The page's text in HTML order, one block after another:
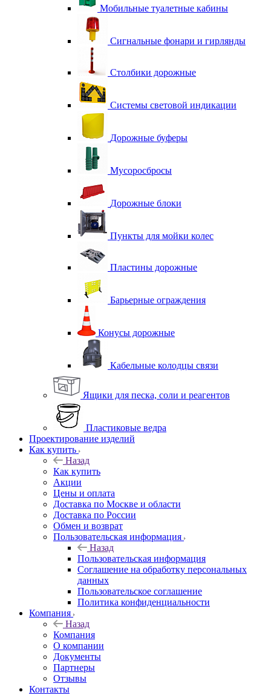
Мобильные туалетные кабины
Сигнальные фонари и гирлянды
Столбики дорожные
Системы световой индикации
Дорожные буферы
Мусоросбросы
Дорожные блоки
Пункты для мойки колес
Пластины дорожные
Барьерные ограждения
Конусы дорожные
Кабельные колодцы связи
Ящики для песка, соли и реагентов
Пластиковые ведра
Проектирование изделий
Как купить
Назад
Как купить
Акции
Цены и оплата
Доставка по Москве и области
Доставка по России
Обмен и возврат
Пользовательская информация
Назад
Пользовательская информация
Соглашение на обработку персональных
данных
Пользовательское соглашение
Политика конфиденциальности
Компания
Назад
Компания
О компании
Документы
Партнеры
Отзывы
Контакты